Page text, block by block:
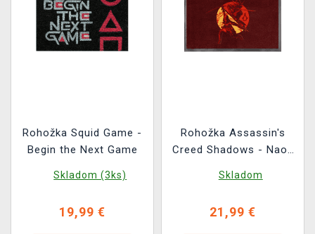
Rohožka Squid Game -
Begin the Next Game
Skladom (3ks)
19,99 €
Rohožka Assassin's
Creed Shadows - Naoe
Skladom
21,99 €